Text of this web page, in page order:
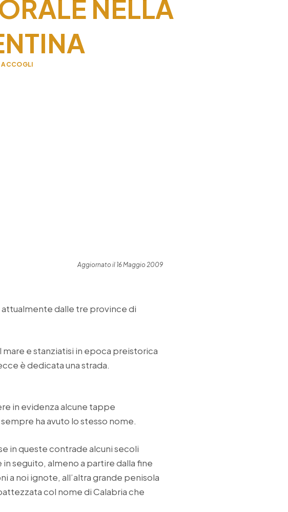
NELLA
ACCOGLI
Aggiornato il 16 Maggio 2009
attualmente dalle tre province di
e stanziatisi in epoca preistorica
è dedicata una strada.
in evidenza alcune tappe
ha avuto lo stesso nome.
in queste contrade alcuni secoli
in seguito, almeno a partire dalla fine
a noi ignote, all’altra grande penisola
col nome di Calabria che